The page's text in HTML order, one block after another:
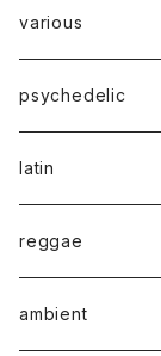
various
psychedelic
latin
reggae
ambient